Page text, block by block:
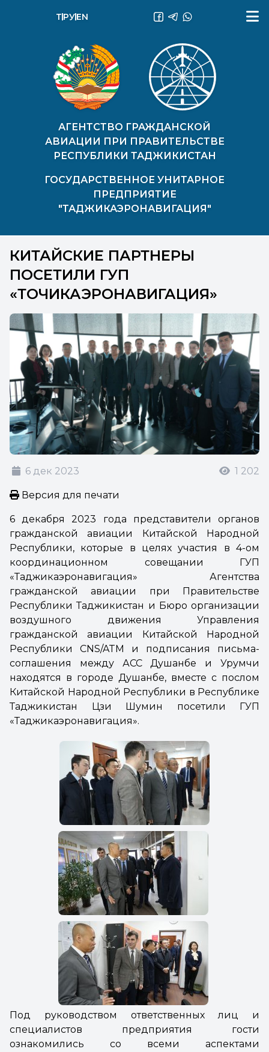
АГЕНТСТВО ГРАЖДАНСКОЙ
АВИАЦИИ ПРИ ПРАВИТЕЛЬСТВЕ
РЕСПУБЛИКИ ТАДЖИКИСТАН
ГОСУДАРСТВЕННОЕ УНИТАРНОЕ
ПРЕДПРИЯТИЕ
"ТАДЖИКАЭРОНАВИГАЦИЯ"
ТҶ РУEN
КИТАЙСКИЕ ПАРТНЕРЫ
ПОСЕТИЛИ ГУП
«ТОЧИКАЭРОНАВИГАЦИЯ»
6 дек 2023 1 202
Версия для печати
6 декабря 2023 года представители органов
гражданской авиации Китайской Народной
Республики, которые в целях участия в 4-ом
координационном совещании ГУП
«Таджикаэронавигация» Агентства
гражданской авиации при Правительстве
Республики Таджикистан и Бюро организации
воздушного движения Управления
гражданской авиации Китайской Народной
Республики CNS/ATM и подписания письма-
соглашения между АСС Душанбе и Урумчи
находятся в городе Душанбе, вместе с послом
Китайской Народной Республики в Республике
Таджикистан Цзи Шумин посетили ГУП
«Таджикаэронавигация».
Под руководством ответственных лиц и
специалистов предприятия гости
ознакомились со всеми аспектами